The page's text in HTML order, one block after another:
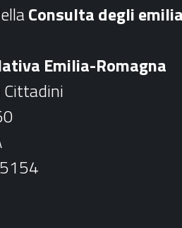
Consulta degli
Emilia-Romagna